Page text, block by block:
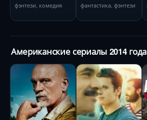
фэнтези, комедия фантастика, фэнтези
Американские сериалы 2014 года